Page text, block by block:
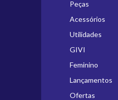
Peças
Acessórios
Utilidades
GIVI
Feminino
Lançamentos
Ofertas